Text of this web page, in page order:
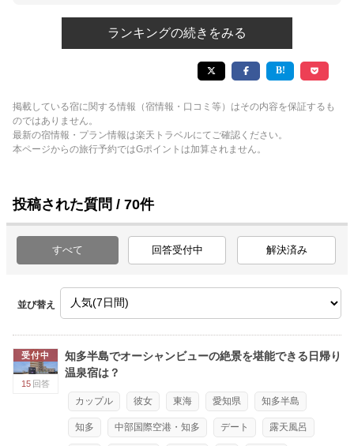
ランキングの続きをみる
掲載している宿に関する情報（宿情報・口コミ等）はその内容を保証するも
のではありません。
最新の宿情報・プラン情報は楽天トラベルにてご確認ください。
本ページからの旅行予約ではGポイントは加算されません。
投稿された質問 / 70件
すべて 回答受付中 解決済み
並び替え
受付中
15 回答
知多半島でオーシャンビューの絶景を堪能できる日帰り
温泉宿は？
カップル 彼女 東海 愛知県 知多半島
知多 中部国際空港・知多 デート 露天風呂